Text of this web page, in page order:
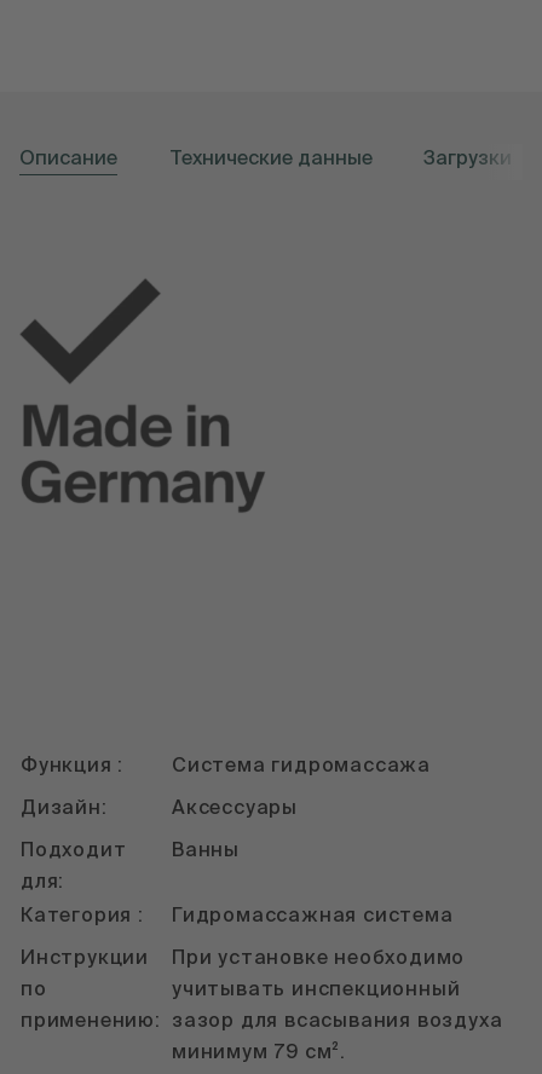
Описание Технические данные Загрузки
Функция : Система гидромассажа
Дизайн: Аксессуары
Подходит
для:
Ванны
Категория : Гидромассажная система
Инструкции
по
применению:
При установке необходимо
учитывать инспекционный
зазор для всасывания воздуха
минимум 79 cм².